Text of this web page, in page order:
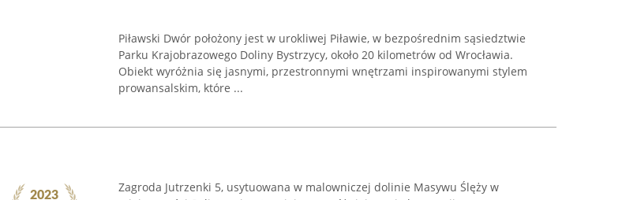
Piławski Dwór położony jest w urokliwej Piławie, w bezpośrednim sąsiedztwie
Parku Krajobrazowego Doliny Bystrzycy, około 20 kilometrów od Wrocławia.
Obiekt wyróżnia się jasnymi, przestronnymi wnętrzami inspirowanymi stylem
prowansalskim, które ...
Zagroda Jutrzenki 5, usytuowana w malowniczej dolinie Masywu Ślęży w